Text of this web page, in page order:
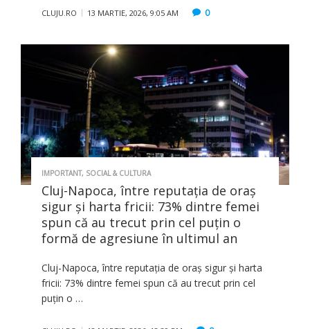
CLUJU.RO 13 MARTIE, 2026, 9:05 AM 0
IMPORTANT, SOCIAL & CULTURA
Cluj-Napoca, între reputația de oraș
sigur și harta fricii: 73% dintre femei
spun că au trecut prin cel puțin o
formă de agresiune în ultimul an
Cluj-Napoca, între reputația de oraș sigur și harta
fricii: 73% dintre femei spun că au trecut prin cel
puțin o …